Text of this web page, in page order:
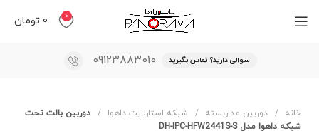
0
0 تومان
سوالی دارید؟ تماس بگیرید 09123883010
خانه دوربین مداربسته شبکه استارلایت داهوا
دوربین بالت تحت
شبکه داهوا مدل DH-IPC-HFW2441S-S